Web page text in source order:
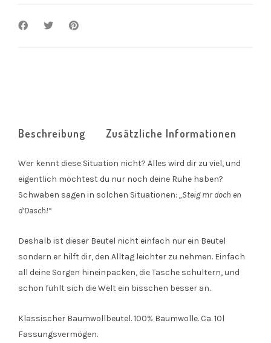
Beschreibung Zusätzliche Informationen
Wer kennt diese Situation nicht? Alles wird dir zu viel, und
eigentlich möchtest du nur noch deine Ruhe haben?
Schwaben sagen in solchen Situationen: „Steig mr doch en
d’Dasch!“
Deshalb ist dieser Beutel nicht einfach nur ein Beutel
sondern er hilft dir, den Alltag leichter zu nehmen. Einfach
all deine Sorgen hineinpacken, die Tasche schultern, und
schon fühlt sich die Welt ein bisschen besser an.
Klassischer Baumwollbeutel. 100% Baumwolle. Ca. 10l
Fassungsvermögen.